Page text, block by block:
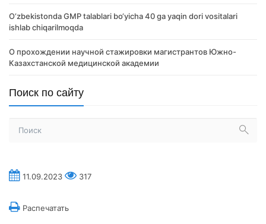
O‘zbekistonda GMP talablari bo‘yicha 40 ga yaqin dori vositalari
ishlab chiqarilmoqda
О прохождении научной стажировки магистрантов Южно-
Казахстанской медицинской академии
Поиск по сайту
11.09.2023 317
Распечатать